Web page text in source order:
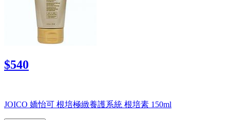
$540
JOICO 嬌怡可 根培極緻養護系統 根培素 150ml